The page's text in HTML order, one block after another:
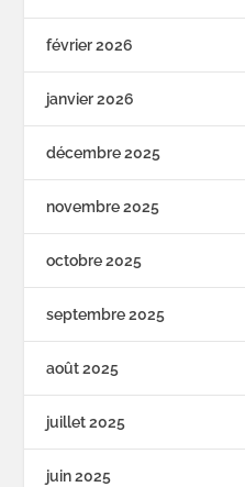
février 2026
janvier 2026
décembre 2025
novembre 2025
octobre 2025
septembre 2025
août 2025
juillet 2025
juin 2025